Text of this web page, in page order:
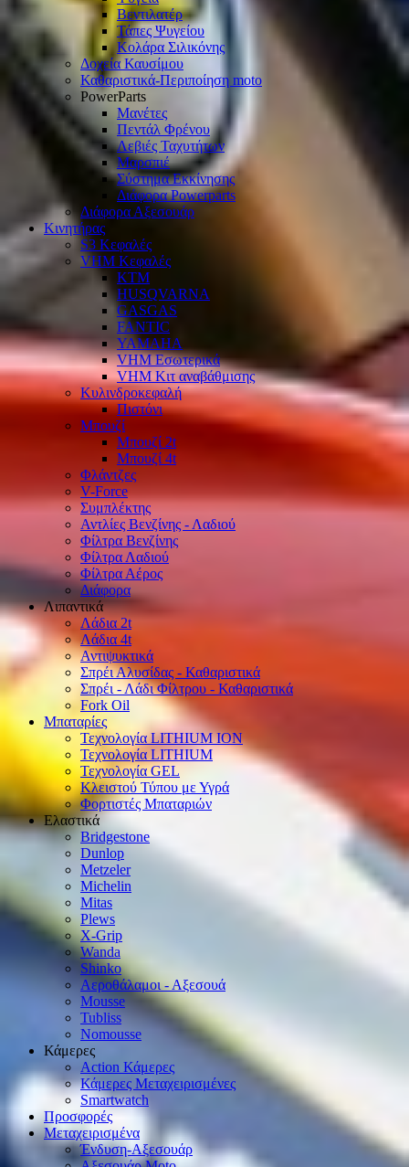
Βεντιλατέρ
Τάπες Ψυγείου
Κολάρα Σιλικόνης
Δοχεία Καυσίμου
Καθαριστικά-Περιποίηση moto
PowerParts
Μανέτες
Πεντάλ Φρένου
Λεβιές Ταχυτήτων
Μαρσπιέ
Σύστημα Εκκίνησης
Διάφορα Powerparts
Διάφορα Αξεσουάρ
Κινητήρας
S3 Κεφαλές
VHM Κεφαλές
KTM
HUSQVARNA
GASGAS
FANTIC
YAMAHA
VHM Εσωτερικά
VHM Κιτ αναβάθμισης
Κυλινδροκεφαλή
Πιστόνι
Μπουζί
Μπουζί 2t
Μπουζί 4t
Φλάντζες
V-Force
Συμπλέκτης
Αντλίες Βενζίνης - Λαδιού
Φίλτρα Βενζίνης
Φίλτρα Λαδιού
Φίλτρα Αέρος
Διάφορα
Λιπαντικά
Λάδια 2t
Λάδια 4t
Αντιψυκτικά
Σπρέι Αλυσίδας - Καθαριστικά
Σπρέι - Λάδι Φίλτρου - Καθαριστικά
Fork Oil
Μπαταρίες
Τεχνολογία LITHIUM ION
Τεχνολογία LITHIUM
Τεχνολογία GEL
Κλειστού Τύπου με Υγρά
Φορτιστές Μπαταριών
Ελαστικά
Bridgestone
Dunlop
Metzeler
Michelin
Mitas
Plews
X-Grip
Wanda
Shinko
Αεροθάλαμοι - Αξεσουά
Mousse
Tubliss
Nomousse
Κάμερες
Action Κάμερες
Κάμερες Μεταχειρισμένες
Smartwatch
Προσφορές
Μεταχειρισμένα
Ένδυση-Αξεσουάρ